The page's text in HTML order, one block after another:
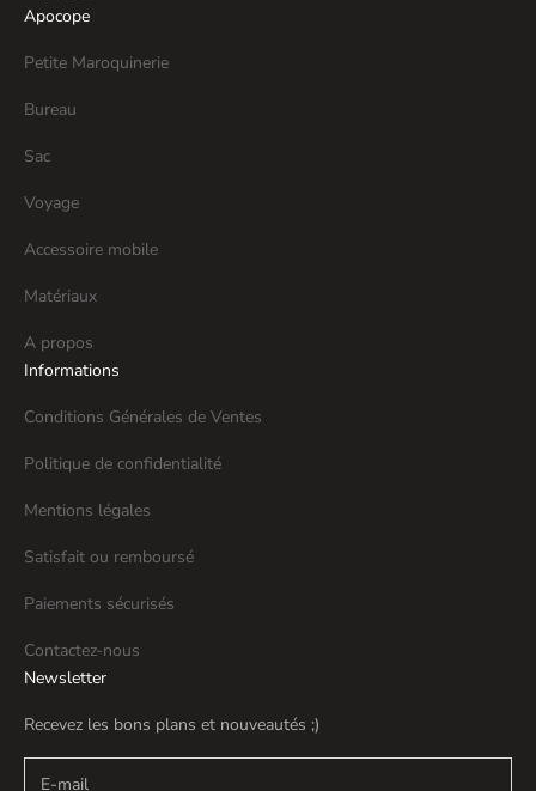
Apocope
Petite Maroquinerie
Bureau
Sac
Voyage
Accessoire mobile
Matériaux
A propos
Informations
Conditions Générales de Ventes
Politique de confidentialité
Mentions légales
Satisfait ou remboursé
Paiements sécurisés
Contactez-nous
Newsletter
Recevez les bons plans et nouveautés ;)